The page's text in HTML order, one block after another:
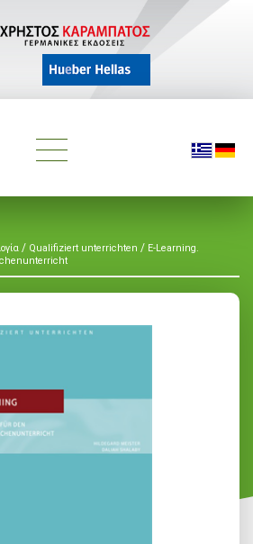
/ Qualifiziert unterrichten / E-Learning.